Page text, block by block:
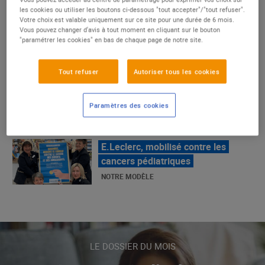
un succès
NOTRE MODÈLE
E.Leclerc, mobilisé contre les
cancers pédiatriques
NOTRE MODÈLE
LE MOUVEMENT E.LECLERC ET
SES COMBATS
« Repérage » - La nouvelle revue de
tendances de Marque Repère
ALIMENTATION DE QUALITÉ
LE DOSSIER DU MOIS
les cookies ou utiliser les boutons ci-dessous "tout accepter"/"tout refuser".
Votre choix est valable uniquement sur ce site pour une durée de 6 mois.
Vous pouvez changer d'avis à tout moment en cliquant sur le bouton
"paramétrer les cookies" en bas de chaque page de notre site.
Tout refuser Autoriser tous les cookies
Paramètres des cookies